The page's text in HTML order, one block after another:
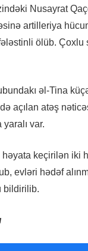
Nusayrat
artilleriya
ölüb. Çoxlu
əl-Tina
açılan atəş
var.
keçirilən iki
evləri hədəf
bildirilib.